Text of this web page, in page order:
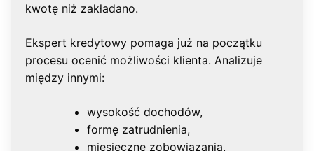
kwotę niż zakładano.
Ekspert kredytowy pomaga już na początku
procesu ocenić możliwości klienta. Analizuje
między innymi:
wysokość dochodów,
formę zatrudnienia,
miesięczne zobowiązania,